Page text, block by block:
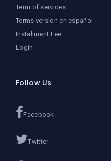
Term of services
Terms version en español
Installment Fee
Login
Follow Us
Facebook
Twitter